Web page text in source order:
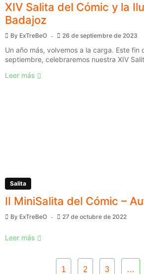
XIV Salita del Cómic y la
Badajoz
By ExTreBeO 26 de septiembre de 2023
Un año más, volvemos a la carga. Este
septiembre, celebraremos nuestra XIV
Leer más
Salita
II MiniSalita del Cómic –
By ExTreBeO 27 de octubre de 2022
Leer más
1 2 3 …